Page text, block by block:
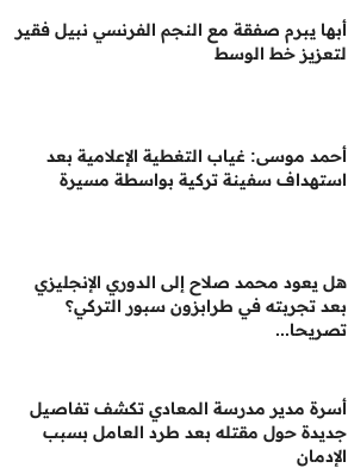
أبها يبرم صفقة مع النجم الفرنسي نبيل فقير
لتعزيز خط الوسط
أحمد موسى: غياب التغطية الإعلامية بعد
استهداف سفينة تركية بواسطة مسيرة
هل يعود محمد صلاح إلى الدوري الإنجليزي
بعد تجربته في طرابزون سبور التركي؟
تصريحا...
أسرة مدير مدرسة المعادي تكشف تفاصيل
جديدة حول مقتله بعد طرد العامل بسبب
الإدمان